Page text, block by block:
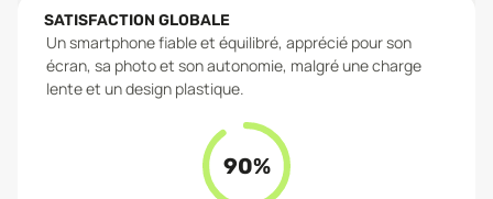
SATISFACTION GLOBALE
Un smartphone fiable et équilibré, apprécié pour son
écran, sa photo et son autonomie, malgré une charge
lente et un design plastique.
90%